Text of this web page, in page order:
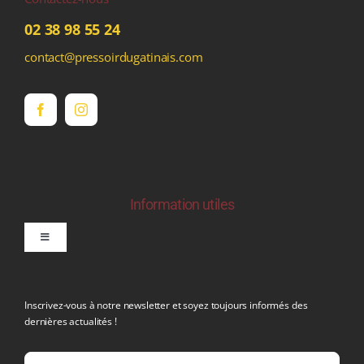
02 38 98 55 24
contact@pressoirdugatinais.com
Information utiles
Toggle
Inscrivez-vous à notre newsletter et soyez toujours informés des
dernières actualités !